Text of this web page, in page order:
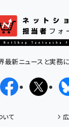
最新ニュースと実務
マガFacebookX(エ
いて